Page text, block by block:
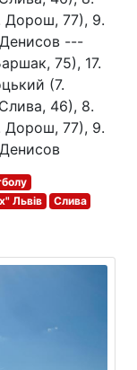
Дорош, 77), 9.
Денисов ---
75), 17.
(7.
46), 8.
Дорош, 77), 9.
Львів Слива